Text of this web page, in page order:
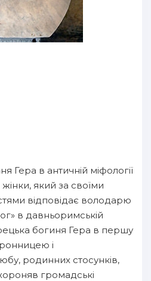
Гера в античній міфології
який за своїми
відповідає володарю
в давньоримській
богиня Гера в першу
і
родинних стосунків,
громадські